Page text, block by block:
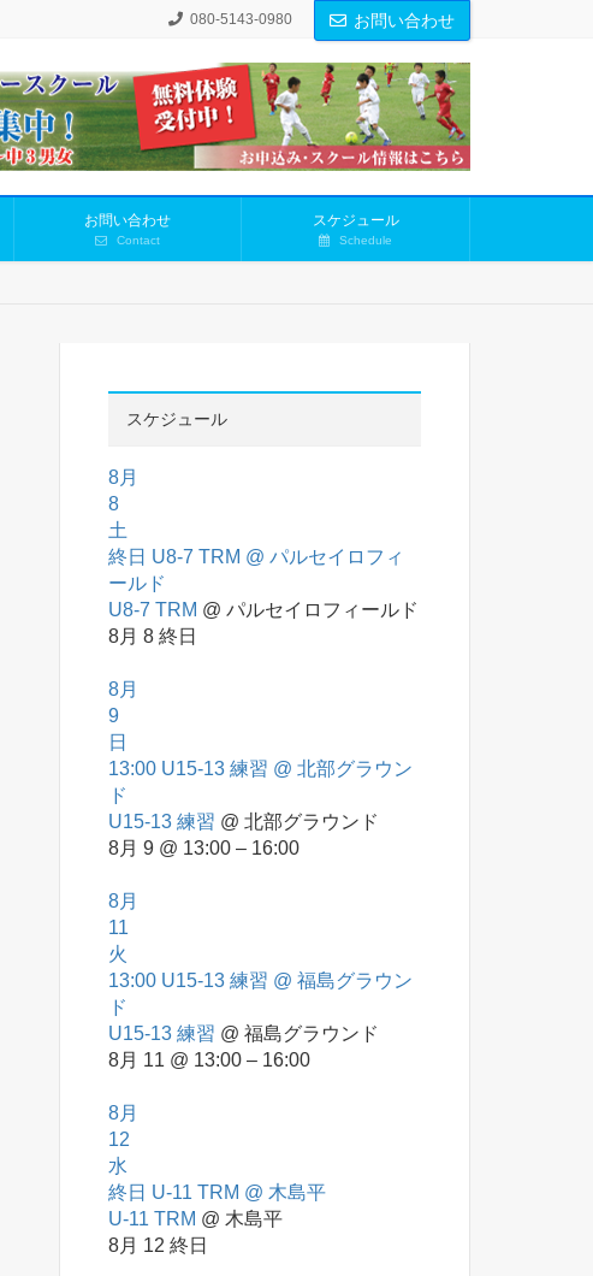
080-5143-0980 お問い合わせ
お問い合わせ
Contact
スケジュール
Schedule
スケジュール
8月
8
土
終日 U8-7 TRM @ パルセイロフィ
ールド
U8-7 TRM @ パルセイロフィールド
8月 8 終日
8月
9
日
13:00 U15-13 練習 @ 北部グラウン
ド
U15-13 練習 @ 北部グラウンド
8月 9 @ 13:00 – 16:00
8月
11
火
13:00 U15-13 練習 @ 福島グラウン
ド
U15-13 練習 @ 福島グラウンド
8月 11 @ 13:00 – 16:00
8月
12
水
終日 U-11 TRM @ 木島平
U-11 TRM @ 木島平
8月 12 終日